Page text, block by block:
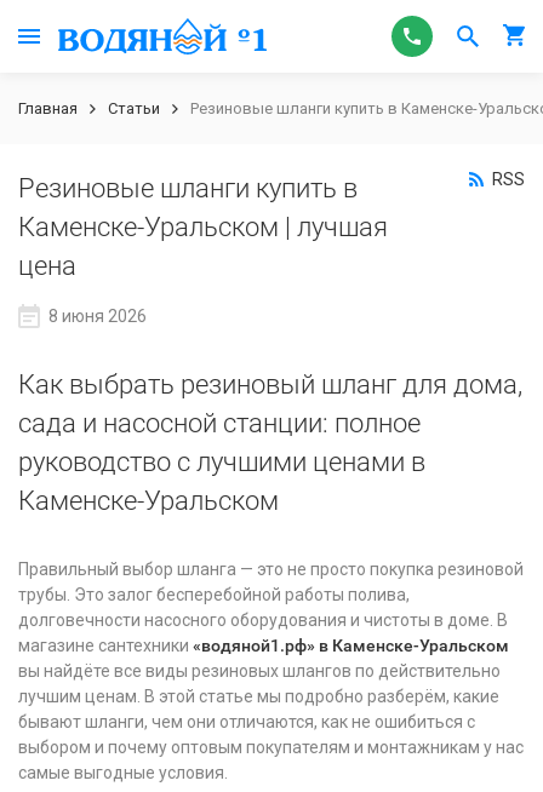
Главная Статьи Резиновые шланги купить в Каменске-
Резиновые шланги купить в
Каменске-Уральском | лучшая
цена
RSS
8 июня 2026
Как выбрать резиновый шланг для дома,
сада и насосной станции: полное
руководство с лучшими ценами в
Каменске-Уральском
Правильный выбор шланга — это не просто покупка резиновой
трубы. Это залог бесперебойной работы полива,
долговечности насосного оборудования и чистоты в доме. В
магазине сантехники «водяной1.рф» в Каменске-Уральском
вы найдёте все виды резиновых шлангов по действительно
лучшим ценам. В этой статье мы подробно разберём, какие
бывают шланги, чем они отличаются, как не ошибиться с
выбором и почему оптовым покупателям и монтажникам у нас
самые выгодные условия.